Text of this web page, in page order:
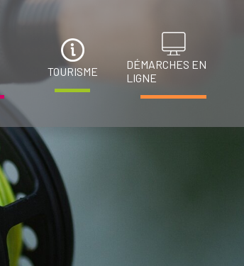
TOURISME
DÉMARCHES EN
LIGNE